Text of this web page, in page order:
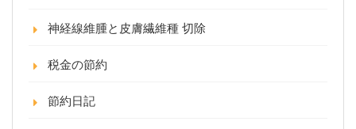
神経線維腫と皮膚繊維種 切除
税金の節約
節約日記